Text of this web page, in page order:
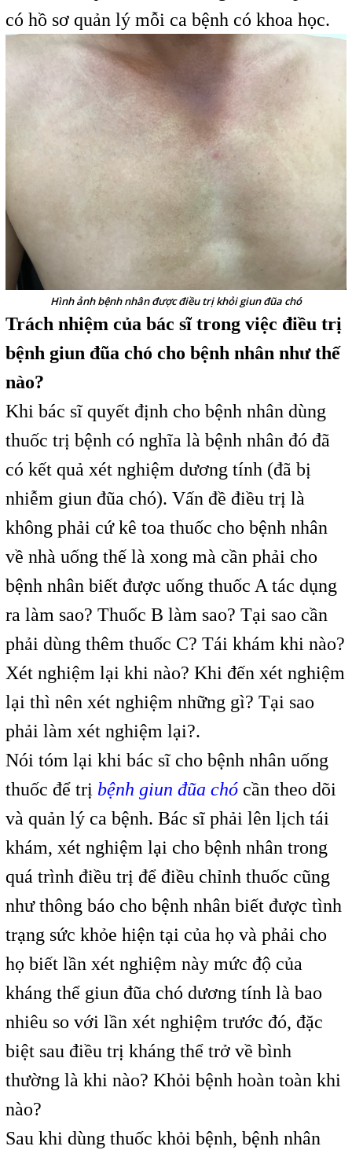
có hồ sơ quản lý mỗi ca bệnh có khoa học.
Hình ảnh bệnh nhân được điều trị khỏi giun đũa chó
Trách nhiệm của bác sĩ trong việc điều trị
bệnh giun đũa chó cho bệnh nhân như thế
nào?
Khi bác sĩ quyết định cho bệnh nhân dùng
thuốc trị bệnh có nghĩa là bệnh nhân đó đã
có kết quả xét nghiệm dương tính (đã bị
nhiễm giun đũa chó). Vấn đề điều trị là
không phải cứ kê toa thuốc cho bệnh nhân
về nhà uống thế là xong mà cần phải cho
bệnh nhân biết được uống thuốc A tác dụng
ra làm sao? Thuốc B làm sao? Tại sao cần
phải dùng thêm thuốc C? Tái khám khi nào?
Xét nghiệm lại khi nào? Khi đến xét nghiệm
lại thì nên xét nghiệm những gì? Tại sao
phải làm xét nghiệm lại?.
Nói tóm lại khi bác sĩ cho bệnh nhân uống
thuốc để trị bệnh giun đũa chócần theo dõi
và quản lý ca bệnh. Bác sĩ phải lên lịch tái
khám, xét nghiệm lại cho bệnh nhân trong
quá trình điều trị để điều chỉnh thuốc cũng
như thông báo cho bệnh nhân biết được tình
trạng sức khỏe hiện tại của họ và phải cho
họ biết lần xét nghiệm này mức độ của
kháng thể giun đũa chó dương tính là bao
nhiêu so với lần xét nghiệm trước đó, đặc
biệt sau điều trị kháng thể trở về bình
thường là khi nào? Khỏi bệnh hoàn toàn khi
nào?
Sau khi dùng thuốc khỏi bệnh, bệnh nhân